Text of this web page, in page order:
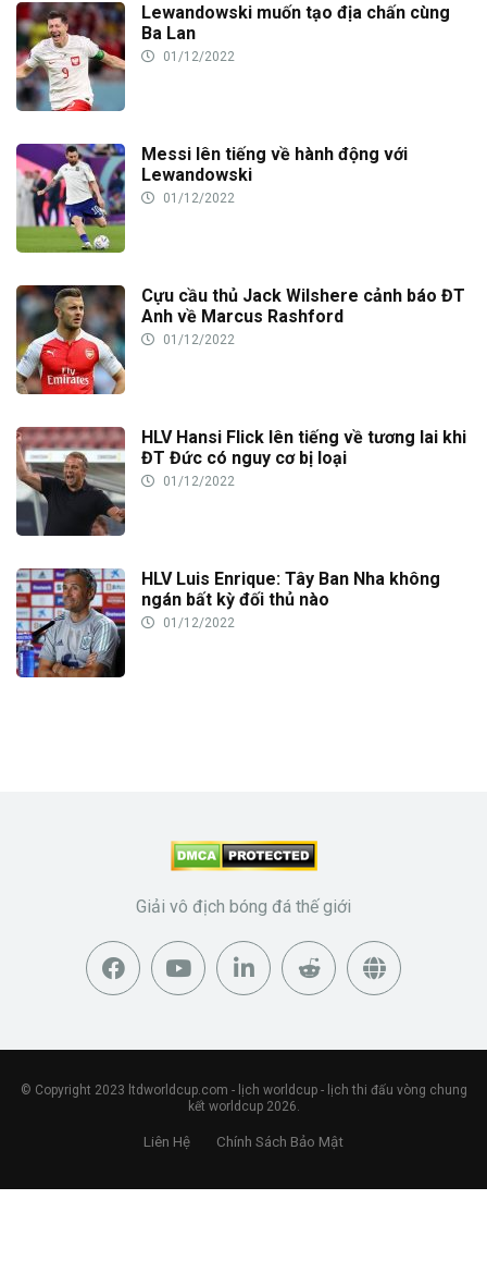
Lewandowski muốn tạo địa chấn cùng
Ba Lan
01/12/2022
Messi lên tiếng về hành động với
Lewandowski
01/12/2022
Cựu cầu thủ Jack Wilshere cảnh báo ĐT
Anh về Marcus Rashford
01/12/2022
HLV Hansi Flick lên tiếng về tương lai khi
ĐT Đức có nguy cơ bị loại
01/12/2022
HLV Luis Enrique: Tây Ban Nha không
ngán bất kỳ đối thủ nào
01/12/2022
Giải vô địch bóng đá thế giới
© Copyright 2023 ltdworldcup.com - lịch worldcup - lịch thi đấu vòng chung
kết worldcup 2026.
Liên Hệ Chính Sách Bảo Mật